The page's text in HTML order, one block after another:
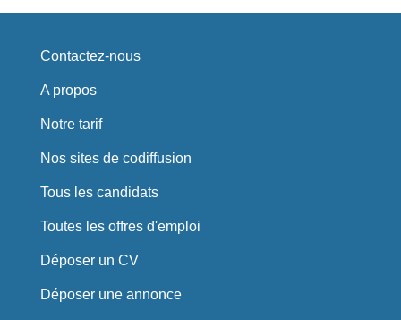
Contactez-nous
A propos
Notre tarif
Nos sites de codiffusion
Tous les candidats
Toutes les offres d'emploi
Déposer un CV
Déposer une annonce